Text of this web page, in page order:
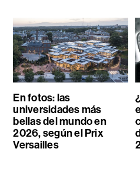
En fotos: las
universidades más
bellas del mundo en
2026, según el Prix
Versailles